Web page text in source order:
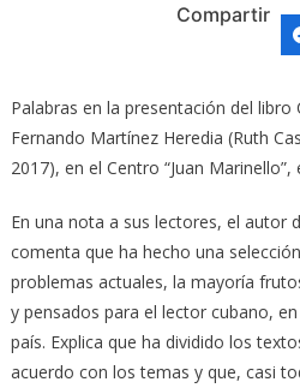
Compartir
Palabras en la presentación del libro
Fernando Martínez Heredia (Ruth
2017), en el Centro “Juan
En una nota a sus lectores, el autor
comenta que ha hecho una
problemas actuales, la mayoría
y pensados para el lector cubano,
país. Explica que ha dividido los
acuerdo con los temas y que, casi